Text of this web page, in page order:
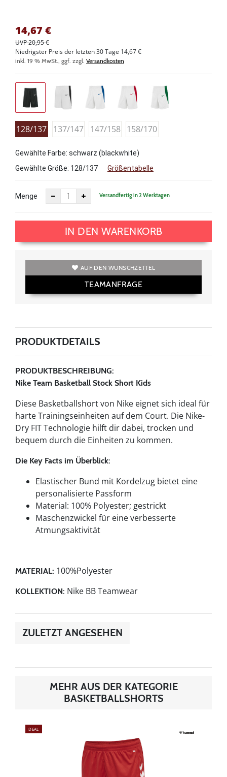
14,67 €
UVP 20,95 €
Niedrigster Preis der letzten 30 Tage 14,67 €
inkl. 19 % MwSt., ggf. zzgl. Versandkosten
128/137 137/147 147/158 158/170
Gewählte Farbe: schwarz (blackwhite)
Gewählte Größe: 128/137 Größentabelle
Menge Versandfertig in 2 Werktagen
IN DEN WARENKORB
AUF DEN WUNSCHZETTEL
TEAMANFRAGE
PRODUKTDETAILS
PRODUKTBESCHREIBUNG:
Nike Team Basketball Stock Short Kids
Diese Basketballshort von Nike eignet sich ideal für
harte Trainingseinheiten auf dem Court. Die Nike-
Dry FIT Technologie hilft dir dabei, trocken und
bequem durch die Einheiten zu kommen.
Die Key Facts im Überblick:
Elastischer Bund mit Kordelzug bietet eine
personalisierte Passform
Material: 100% Polyester; gestrickt
Maschenzwickel für eine verbesserte
Atmungsaktivität
MATERIAL: 100%Polyester
KOLLEKTION: Nike BB Teamwear
ZULETZT ANGESEHEN
MEHR AUS DER KATEGORIE
BASKETBALLSHORTS
DEAL